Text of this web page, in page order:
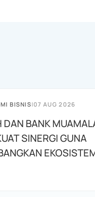
BISNIS|07 AUG 2026
DAN BANK
SINERGI GUNA